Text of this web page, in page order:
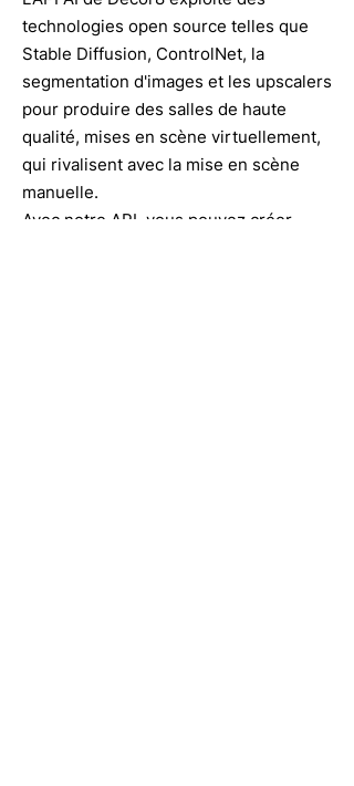
technologies open source telles que
Stable Diffusion, ControlNet, la
segmentation d'images et les upscalers
pour produire des salles de haute
qualité, mises en scène virtuellement,
qui rivalisent avec la mise en scène
manuelle.
Avec notre API, vous pouvez créer